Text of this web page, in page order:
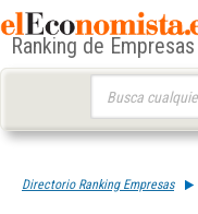
Ranking de Empresas
Directorio Ranking Empresas